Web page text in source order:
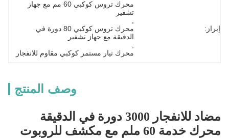
إبراز:
تشفير
الدقيقة مع جهاز تشفير
محرك تيار مستمر كوكبي مقاوم للانفجار
وصف المنتج
مضاد للانفجار 3000 دورة في الدقيقة
محرك خدمة 60 ملم مع مكشف للروبوت